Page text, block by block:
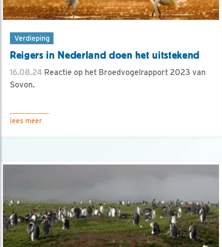
Verdieping
Reigers in Nederland doen het uitstekend
16.08.24 Reactie op het Broedvogelrapport 2023 van
Sovon.
lees meer